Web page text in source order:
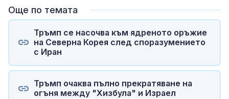
Още по темата
Тръмп се насочва към ядреното оръжие
на Северна Корея след споразумението
с Иран
Тръмп очаква пълно прекратяване на
огъня между "Хизбула" и Израел